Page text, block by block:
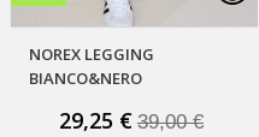
NOREX LEGGING
BIANCO&NERO
29,25 € 39,00 €